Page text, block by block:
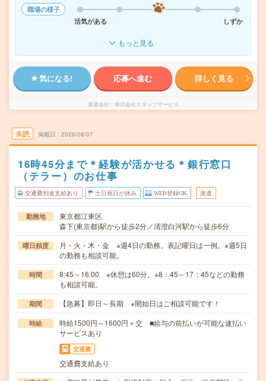
職場の様子
活気がある
しずか
もっと見る
気になる! 応募へ進む 詳しく見る
派遣会社 株式会社スタッフサービス
未読 掲載日 2026/08/07
16時45分まで＊経験が活かせる＊銀行窓口
（テラー）のお仕事
交通費別途支給あり 土日祝日が休み WEB登録OK 派遣
勤務地
東京都江東区
森下(東京都)駅から徒歩2分／清澄白河駅から徒歩6分
曜日頻度
月・火・木・金 ※週4日の勤務。表記曜日は一例。※週5日
の勤務も相談可能。
時間
8:45～16:00 ※休憩は60分。※8：45～17：45などの勤務
も相談可能。
期間 【急募】即日～長期 ※開始日はご相談可能です！
時給
時給1500円～1600円＋交 ■給与の前払いが可能な速払い
サービスあり
交通費
交通費支給あり